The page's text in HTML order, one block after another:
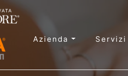
Azienda Servizi